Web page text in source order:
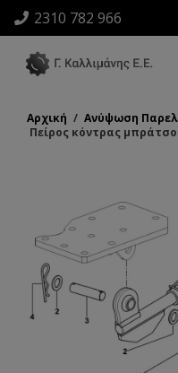
2310 782 966
Αρχική / Ανύψωση
Πείρος κόντρας